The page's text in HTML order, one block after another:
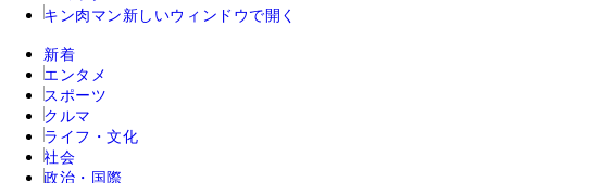
キン肉マン 新しいウィンドウで開く
新着
エンタメ
スポーツ
クルマ
ライフ・文化
社会
政治・国際